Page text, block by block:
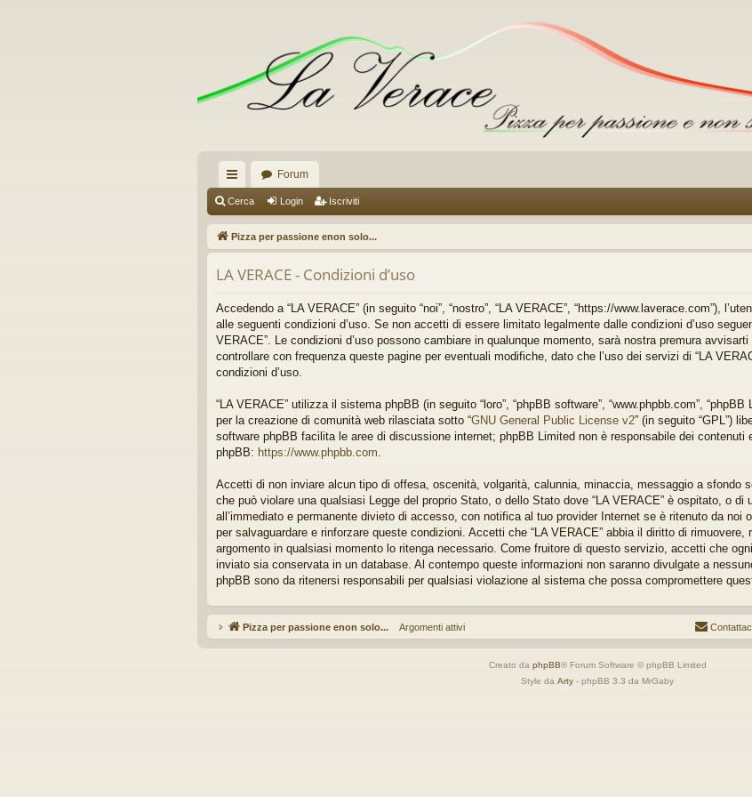
oll
eg
a
m
en
ti
R
idi
Forum
Cerca Login Iscriviti
Pizza per passione enon solo...
LA VERACE - Condizioni d’uso
Accedendo a “LA VERACE” (in seguito “noi”, “nostro”, “LA VERACE”, “https://www.laverace.com”),
alle seguenti condizioni d’uso. Se non accetti di essere limitato legalmente dalle condizioni d’uso
VERACE”. Le condizioni d’uso possono cambiare in qualunque momento, sarà nostra premura
controllare con frequenza queste pagine per eventuali modifiche, dato che l’uso dei servizi di “LA
condizioni d’uso.
“LA VERACE” utilizza il sistema phpBB (in seguito “loro”, “phpBB software”, “www.phpbb.com”,
per la creazione di comunità web rilasciata sotto “GNU General Public License v2” (in seguito “GPL”)
software phpBB facilita le aree di discussione internet; phpBB Limited non è responsabile dei
phpBB: https://www.phpbb.com.
Accetti di non inviare alcun tipo di offesa, oscenità, volgarità, calunnia, minaccia, messaggio a sfondo
che può violare una qualsiasi Legge del proprio Stato, o dello Stato dove “LA VERACE” è ospitato, o di
all’immediato e permanente divieto di accesso, con notifica al tuo provider Internet se è ritenuto da noi
per salvaguardare e rinforzare queste condizioni. Accetti che “LA VERACE” abbia il diritto di
argomento in qualsiasi momento lo ritenga necessario. Come fruitore di questo servizio, accetti che
inviato sia conservata in un database. Al contempo queste informazioni non saranno divulgate a
phpBB sono da ritenersi responsabili per qualsiasi violazione al sistema che possa compromettere
Argomenti attivi
Pizza per passione enon solo...
Creato da phpBB® Forum Software © phpBB Limited
Style da Arty - phpBB 3.3 da MrGaby